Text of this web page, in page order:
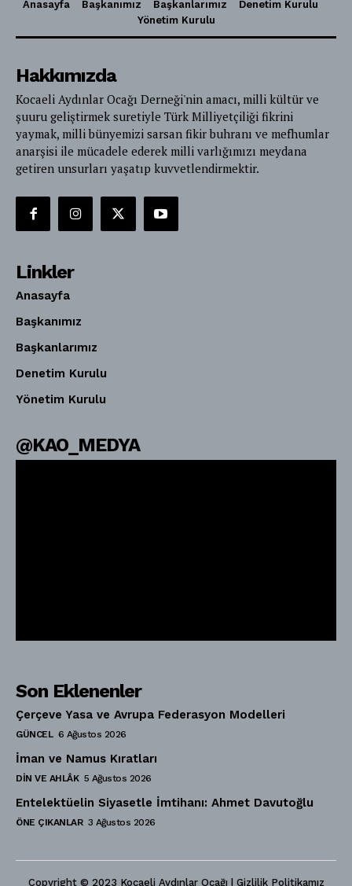
Anasayfa Başkanımız Başkanlarımız
Denetim Kurulu
Yönetim Kurulu
Hakkımızda
Kocaeli Aydınlar Ocağı Derneği'nin amacı, milli kültür ve
şuuru geliştirmek suretiyle Türk Milliyetçiliği fikrini
yaymak, milli bünyemizi sarsan fikir buhranı ve mefhumlar
anarşisi ile mücadele ederek milli varlığımızı meydana
getiren unsurları yaşatıp kuvvetlendirmektir.
Linkler
Anasayfa
Başkanımız
Başkanlarımız
Denetim Kurulu
Yönetim Kurulu
@KAO_MEDYA
Son Eklenenler
Çerçeve Yasa ve Avrupa Federasyon Modelleri
GÜNCEL 6 Ağustos 2026
İman ve Namus Kıratları
DIN VE AHLÂK 5 Ağustos 2026
Entelektüelin Siyasetle İmtihanı: Ahmet Davutoğlu
ÖNE ÇIKANLAR 3 Ağustos 2026
Copyright © 2023 Kocaeli Aydınlar Ocağı | Gizlilik Politikamız